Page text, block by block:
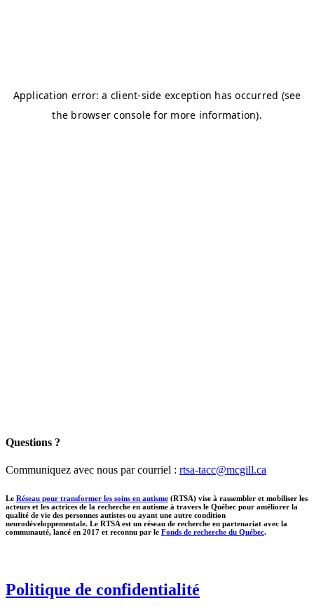
Questions ?
Communiquez avec nous par courriel : rtsa-tacc@mcgill.ca
Le Réseau pour transformer les soins en autisme (RTSA) vise à rassembler et mobiliser les
acteurs et les actrices de la recherche en autisme à travers le Québec pour améliorer la
qualité de vie des personnes autistes ou ayant une autre condition
neurodéveloppementale. Le RTSA est un réseau de recherche en partenariat avec la
communauté, lancé en 2017 et reconnu par le Fonds de recherche du Québec.
Politique de confidentialité